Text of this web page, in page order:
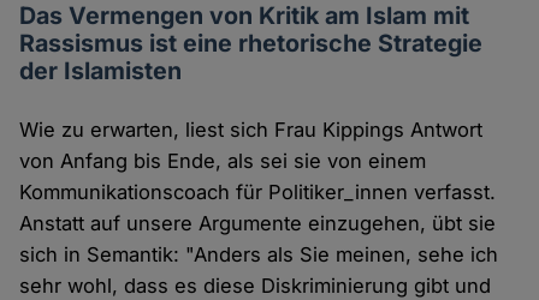
Das Vermengen von Kritik am Islam mit
Rassismus ist eine rhetorische Strategie
der Islamisten
Wie zu erwarten, liest sich Frau Kippings Antwort
von Anfang bis Ende, als sei sie von einem
Kommunikationscoach für Politiker_innen verfasst.
Anstatt auf unsere Argumente einzugehen, übt sie
sich in Semantik: "Anders als Sie meinen, sehe ich
sehr wohl, dass es diese Diskriminierung gibt und